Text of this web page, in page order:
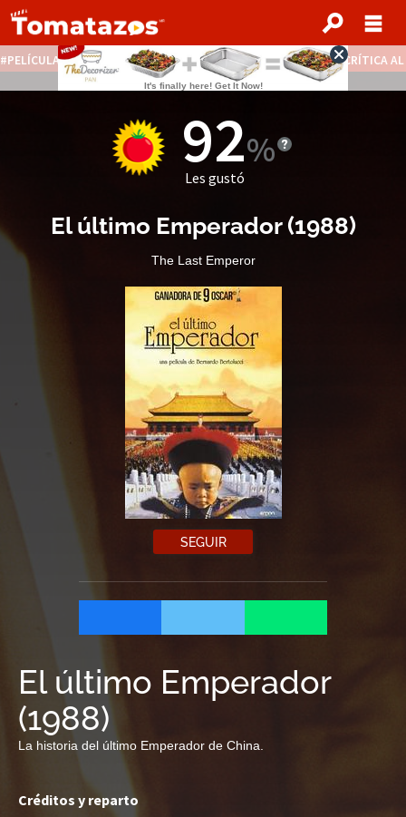
PELÍCULAS STREAMING GRATIS NOTICIAS DESTACADAS CRÍTICA
92
Les gustó
El último Emperador(1988)
The Last Emperor
SEGUIR
El último Emperador
(1988)
La historia del último Emperador de China.
Créditos y reparto